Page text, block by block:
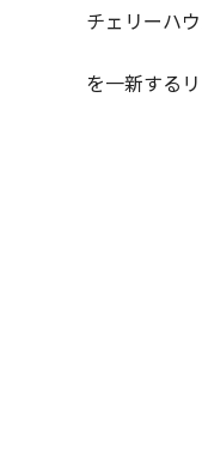
チェリーハ
を一新する